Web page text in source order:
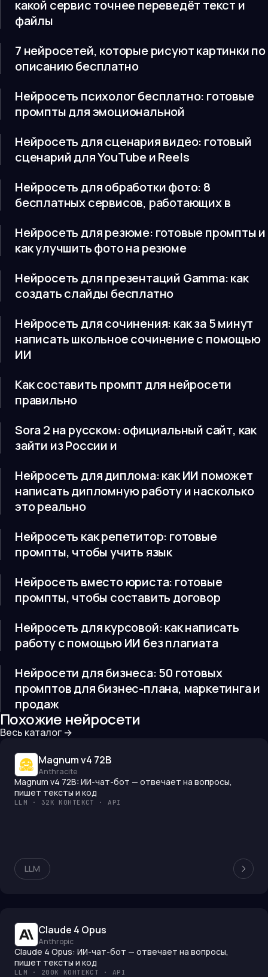
какой сервис точнее переведёт текст и
файлы
7 нейросетей, которые рисуют картинки по
описанию бесплатно
Нейросеть психолог бесплатно: готовые
промпты для эмоциональной
Нейросеть для сценария видео: готовый
сценарий для YouTube и Reels
Нейросеть для обработки фото: 8
бесплатных сервисов, работающих в
Нейросеть для резюме: готовые промпты и
как улучшить фото на резюме
Нейросеть для презентаций Gamma: как
создать слайды бесплатно
Нейросеть для сочинения: как за 5 минут
написать школьное сочинение с помощью
ИИ
Как составить промпт для нейросети
правильно
Sora 2 на русском: официальный сайт, как
зайти из России и
Нейросеть для диплома: как ИИ поможет
написать дипломную работу и насколько
это реально
Нейросеть как репетитор: готовые
промпты, чтобы учить язык
Нейросеть вместо юриста: готовые
промпты, чтобы составить договор
Нейросеть для курсовой: как написать
работу с помощью ИИ без плагиата
Нейросети для бизнеса: 50 готовых
промптов для бизнес-плана, маркетинга и
продаж
Похожие нейросети
Весь каталог →
Magnum v4 72B
Anthracite
Magnum v4 72B: ИИ-чат-бот — отвечает на вопросы,
пишет тексты и код
LLM · 32K КОНТЕКСТ · API
LLM
Claude 4 Opus
Anthropic
Claude 4 Opus: ИИ-чат-бот — отвечает на вопросы,
пишет тексты и код
LLM · 200K КОНТЕКСТ · API